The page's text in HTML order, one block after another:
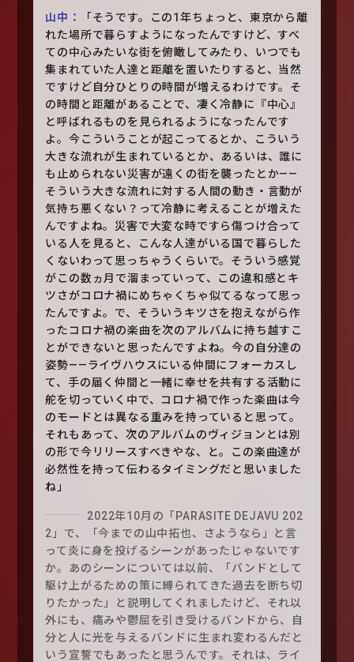
山中：
「そうです。この1年ちょっと、東京から離
れた場所で暮らすようになったんですけど、すべ
ての中心みたいな街を俯瞰してみたり、いつでも
集まれていた人達と距離を置いたりすると、当然
ですけど自分ひとりの時間が増えるわけです。そ
の時間と距離があることで、凄く冷静に『中心』
と呼ばれるものを見られるようになったんです
よ。今こういうことが起こってるとか、こういう
大きな流れが生まれているとか、あるいは、誰に
も止められない災害が遠くの街を襲ったとか——
そういう大きな流れに対する人間の動き・言動が
気持ち悪くない？って冷静に考えることが増えた
んですよね。災害で大変な時ですら傷つけ合って
いる人を見ると、こんな人達がいる国で暮らした
くないわって思っちゃうくらいで。そういう感覚
がこの数ヵ月で溜まっていって、この違和感とキ
ツさがコロナ禍にめちゃくちゃ似てるなって思っ
たんですよ。で、そういうキツさを抱えながら作
ったコロナ禍の楽曲を次のアルバムに持ち越すこ
とができないと思ったんですよね。今の自分達の
姿勢——ライヴハウスにいる仲間にフォーカスし
て、手の届く仲間と一緒に幸せを共有する活動に
舵を切っていく中で、コロナ禍で作った楽曲は今
のモードとは異なる重みを持っていると思って。
それもあって、次のアルバムのヴィジョンとは別
の形で今リリースすべきやな、と。この楽曲達が
必然性を持って伝わるタイミングだと思いました
ね」
2022年10月の「PARASITE DEJAVU 202
2」で、「今までの山中拓也、さようなら」と言
って炎に身を投げるシーンがあったじゃないです
か。あのシーンについては以前、「バンドとして
駆け上がるための策に縛られてきた過去を断ち切
りたかった」と説明してくれましたけど、それ以
外にも、痛みや鬱屈を引き受けるバンドから、自
分と人に光を与えるバンドに生まれ変わるんだと
いう宣誓でもあったと思うんです。それは、ライ